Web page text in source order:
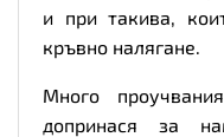
и при такива,
кръвно налягане.
Много
допринася за